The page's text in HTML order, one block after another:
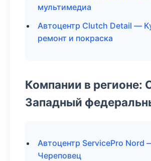
мультимедиа
Автоцентр Clutch Detail —
ремонт и покраска
Компании в регионе:
Западный
Автоцентр ServicePro Nord
Череповец